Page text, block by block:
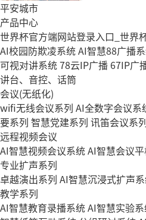
平安城市
产品中心
世界杯官方端网站登录入口_世界
AI校园防欺凌系统AI智慧88广播
可视对讲系统78云IP广播 67IP广
讲台、音控、话筒
会议(无纸化)
wifi无线会议系列 AI全数字会议系
要系列 智慧党建系列 讯笛会议系
远程视频会议
AI智慧视频会议系统AI智慧会议
专业扩声系列
卓越演出系列 AI智慧沉浸式扩声
教学系列
AI智慧教育录播系统AI智慧实验